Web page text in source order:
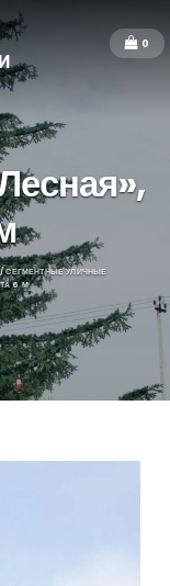
0
СЕГМЕНТНЫЕ УЛИЧНЫЕ
6 М